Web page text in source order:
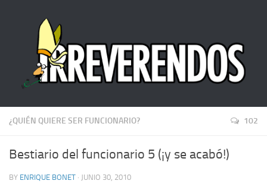
¿QUIÉN QUIERE SER FUNCIONARIO? 102
Bestiario del funcionario 5 (¡y se acabó!)
BY ENRIQUE BONET · JUNIO 30, 2010